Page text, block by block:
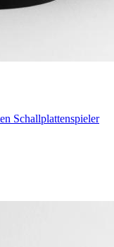
Schallplattenspieler